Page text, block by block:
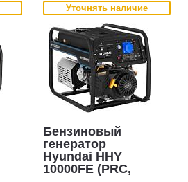
Уточнять наличие
Бензиновый
генератор
Hyundai HHY
10000FE (PRC,